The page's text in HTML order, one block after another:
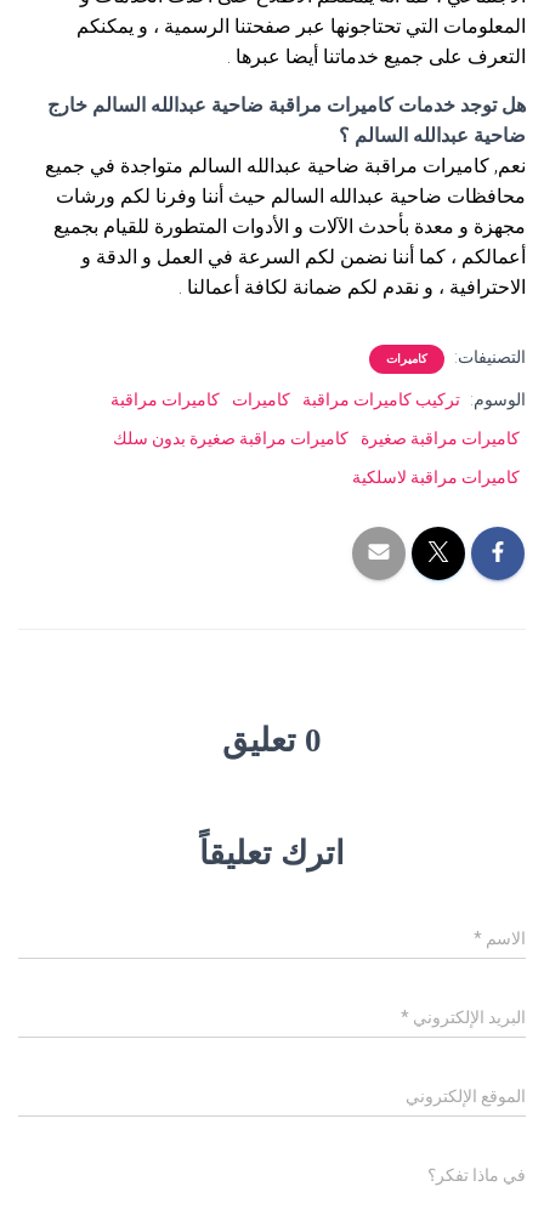
المعلومات التي تحتاجونها عبر صفحتنا الرسمية ، و يمكنكم
التعرف على جميع خدماتنا أيضا عبرها .
هل توجد خدمات كاميرات مراقبة ضاحية عبدالله السالم خارج
ضاحية عبدالله السالم ؟
نعم, كاميرات مراقبة ضاحية عبدالله السالم متواجدة في جميع
محافظات ضاحية عبدالله السالم حيث أننا وفرنا لكم ورشات
مجهزة و معدة بأحدث الآلات و الأدوات المتطورة للقيام بجميع
أعمالكم ، كما أننا نضمن لكم السرعة في العمل و الدقة و
الاحترافية ، و نقدم لكم ضمانة لكافة أعمالنا .
التصنيفات: كاميرات
الوسوم: تركيب كاميرات مراقبة كاميرات
كاميرات مراقبة
كاميرات مراقبة صغيرة
كاميرات مراقبة صغيرة بدون سلك
كاميرات مراقبة لاسلكية
0 تعليق
اترك تعليقاً
الاسم *
البريد الإلكتروني *
الموقع الإلكتروني
في ماذا تفكر؟